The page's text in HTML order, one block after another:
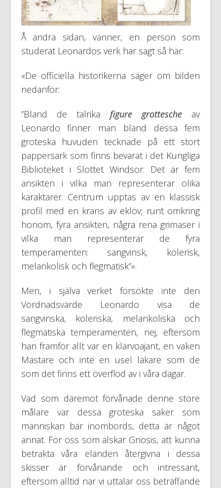
Å andra sidan, vänner, en person som
studerat Leonardos verk har sagt så här:
«De officiella historikerna säger om bilden
nedanför:
”Bland de talrika figure grottesche av
Leonardo finner man bland dessa fem
groteska huvuden tecknade på ett stort
pappersark som finns bevarat i det Kungliga
Biblioteket i Slottet Windsor. Det är fem
ansikten i vilka man representerar olika
karaktärer. Centrum upptas av en klassisk
profil med en krans av eklöv; runt omkring
honom, fyra ansikten, några rena grimaser i
vilka man representerar de fyra
temperamenten: sangvinsk, kolerisk,
melankolisk och flegmatisk”».
Men, i själva verket försökte inte den
Vördnadsvärde Leonardo visa de
sangvinska, koleriska, melankoliska och
flegmatiska temperamenten, nej, eftersom
han framför allt var en klärvoajant, en vaken
Mästare och inte en usel läkare som de
som det finns ett överflöd av i våra dagar.
Vad som däremot förvånade denne store
målare var dessa groteska saker som
människan bär inombords, detta är något
annat. För oss som älskar Gnosis, att kunna
betrakta våra eländen återgivna i dessa
skisser är förvånande och intressant,
eftersom alltid när vi uttalar oss beträffande